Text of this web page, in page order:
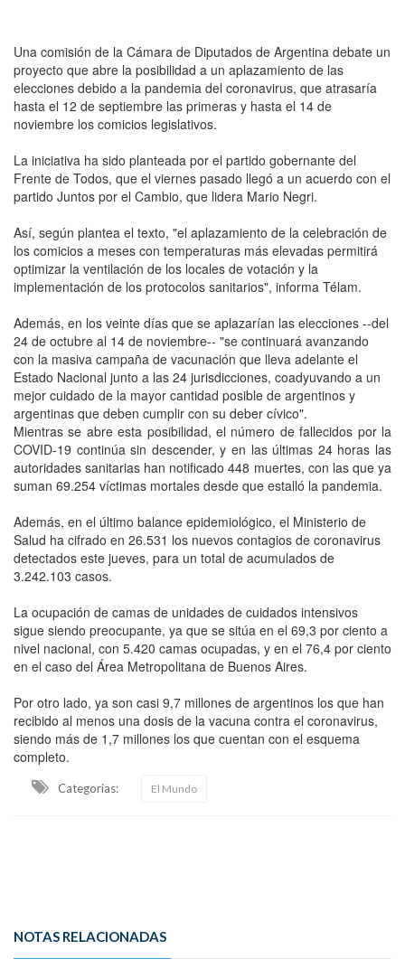
Una comisión de la Cámara de Diputados de Argentina debate un
proyecto que abre la posibilidad a un aplazamiento de las
elecciones debido a la pandemia del coronavirus, que atrasaría
hasta el 12 de septiembre las primeras y hasta el 14 de
noviembre los comicios legislativos.
La iniciativa ha sido planteada por el partido gobernante del
Frente de Todos, que el viernes pasado llegó a un acuerdo con el
partido Juntos por el Cambio, que lidera Mario Negri.
Así, según plantea el texto, "el aplazamiento de la celebración de
los comicios a meses con temperaturas más elevadas permitirá
optimizar la ventilación de los locales de votación y la
implementación de los protocolos sanitarios", informa Télam.
Además, en los veinte días que se aplazarían las elecciones --del
24 de octubre al 14 de noviembre-- "se continuará avanzando
con la masiva campaña de vacunación que lleva adelante el
Estado Nacional junto a las 24 jurisdicciones, coadyuvando a un
mejor cuidado de la mayor cantidad posible de argentinos y
argentinas que deben cumplir con su deber cívico".
Mientras se abre esta posibilidad, el número de fallecidos por la
COVID-19 continúa sin descender, y en las últimas 24 horas las
autoridades sanitarias han notificado 448 muertes, con las que ya
suman 69.254 víctimas mortales desde que estalló la pandemia.
Además, en el último balance epidemiológico, el Ministerio de
Salud ha cifrado en 26.531 los nuevos contagios de coronavirus
detectados este jueves, para un total de acumulados de
3.242.103 casos.
La ocupación de camas de unidades de cuidados intensivos
sigue siendo preocupante, ya que se sitúa en el 69,3 por ciento a
nivel nacional, con 5.420 camas ocupadas, y en el 76,4 por ciento
en el caso del Área Metropolitana de Buenos Aires.
Por otro lado, ya son casi 9,7 millones de argentinos los que han
recibido al menos una dosis de la vacuna contra el coronavirus,
siendo más de 1,7 millones los que cuentan con el esquema
completo.
Categorias: El Mundo
NOTAS RELACIONADAS